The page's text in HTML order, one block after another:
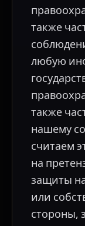
также
любую
также
нашему
считаем
на
защиты
или
стороны,